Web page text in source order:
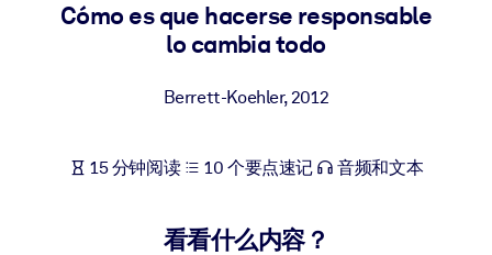
将简短且经过验证的知识引入您的 LMS/LXP，以获得更强的学习效
面向人工智能系统
Cómo es que hacerse responsable
lo cambia todo
Berrett-Koehler,2012
15 分钟阅读 10 个要点速记 音频和文本
看看什么内容？